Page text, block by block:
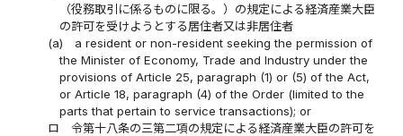
（役務取引に係るものに限る。）の規定による経済産業大臣
の許可を受けようとする居住者又は非居住者
(a)
a resident or non-resident seeking the permission of
the Minister of Economy, Trade and Industry under the
provisions of Article 25, paragraph (1) or (5) of the Act,
or Article 18, paragraph (4) of the Order (limited to the
parts that pertain to service transactions); or
ロ
令第十八条の三第二項の規定による経済産業大臣の許可を